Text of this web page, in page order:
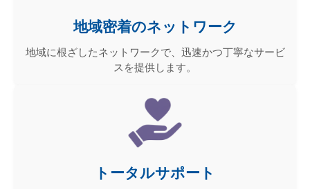
地域密着のネットワーク
地域に根ざしたネットワークで、迅速かつ丁寧なサービ
スを提供します。
トータルサポート